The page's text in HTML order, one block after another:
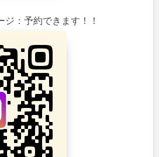
：予約できます！！